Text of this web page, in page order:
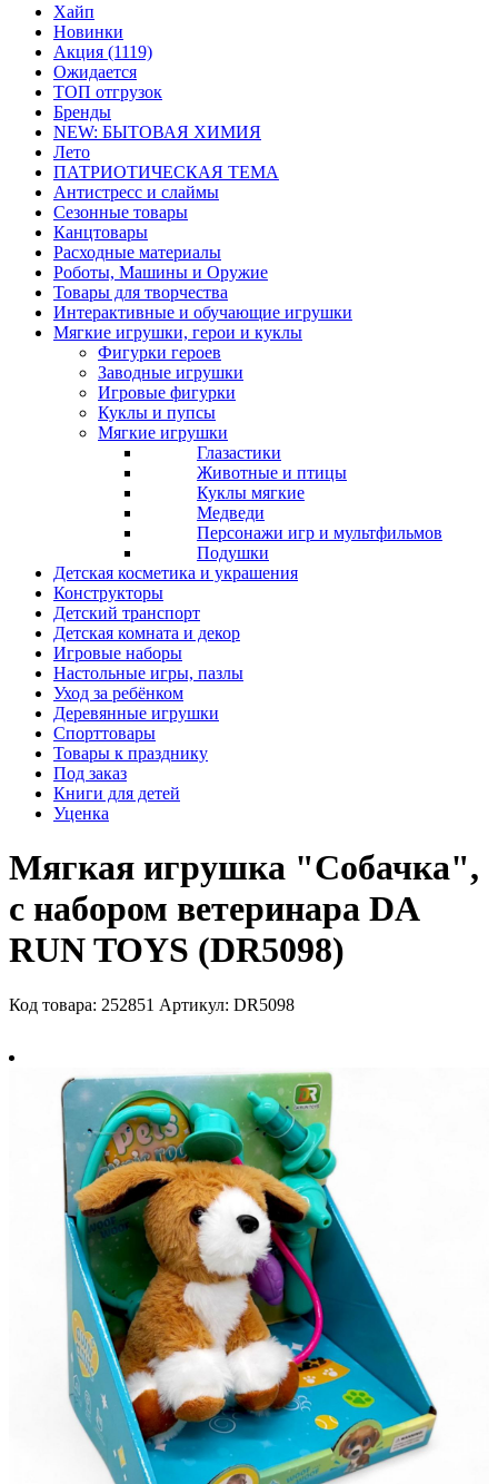
Хайп
Новинки
Акция (1119)
Ожидается
ТОП отгрузок
Бренды
NEW: БЫТОВАЯ ХИМИЯ
Лето
ПАТРИОТИЧЕСКАЯ ТЕМА
Антистресс и слаймы
Сезонные товары
Канцтовары
Расходные материалы
Роботы, Машины и Оружие
Товары для творчества
Интерактивные и обучающие игрушки
Мягкие игрушки, герои и куклы
Фигурки героев
Заводные игрушки
Игровые фигурки
Куклы и пупсы
Мягкие игрушки
Глазастики
Животные и птицы
Куклы мягкие
Медведи
Персонажи игр и мультфильмов
Подушки
Детская косметика и украшения
Конструкторы
Детский транспорт
Детская комната и декор
Игровые наборы
Настольные игры, пазлы
Уход за ребёнком
Деревянные игрушки
Спорттовары
Товары к празднику
Под заказ
Книги для детей
Уценка
Мягкая игрушка "Собачка",
с набором ветеринара DA
RUN TOYS (DR5098)
Код товара: 252851 Артикул: DR5098